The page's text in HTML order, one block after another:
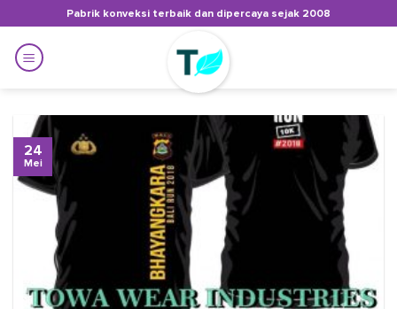
to
content
Pabrik konveksi terbaik dan dipercaya sejak 2008
24
Mei